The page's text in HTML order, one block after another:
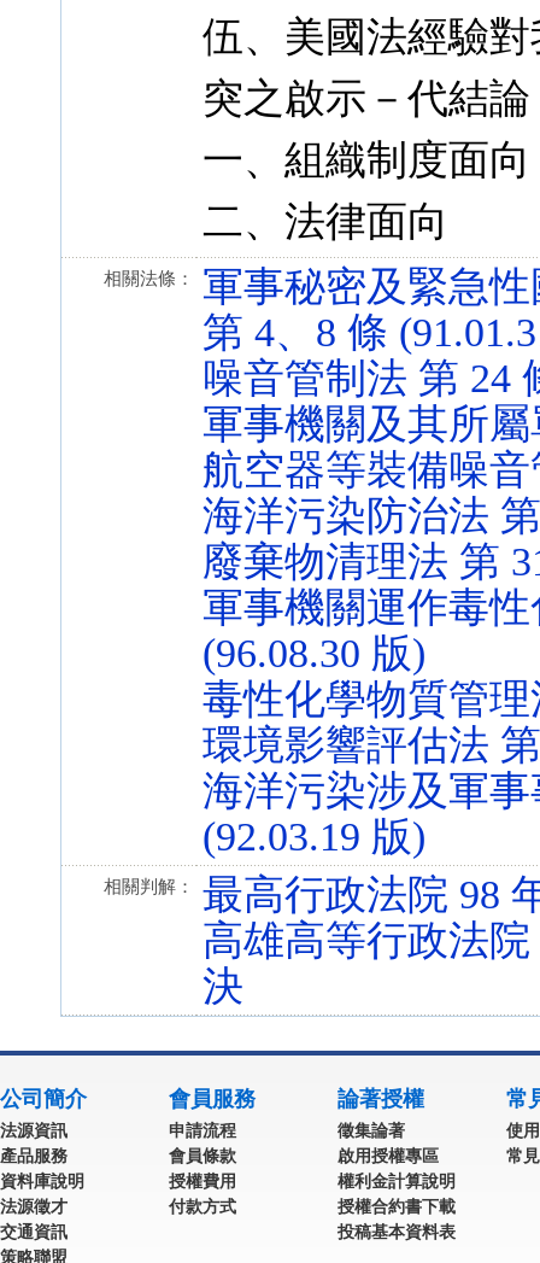
伍、美國法經驗
突之啟示－代結論
一、組織制度面向
二、法律面向
相關法條：
軍事秘密及緊急
第 4、8 條
噪音管制法 第 24
軍事機關及其所
航空器等裝備噪音
海洋污染防治法
廢棄物清理法 第
軍事機關運作毒
(96.08.30 版)
毒性化學物質管理
環境影響評估法
海洋污染涉及軍
(92.03.19 版)
相關判解：
最高行政法院 98
高雄高等行政法
決
公司簡介
法源資訊
產品服務
資料庫說明
法源徵才
交通資訊
策略聯盟
會員服務
申請流程
會員條款
授權費用
付款方式
論著授權
徵集論著
啟用授權專區
權利金計算說明
授權合約書下載
投稿基本資料表
常
使
常